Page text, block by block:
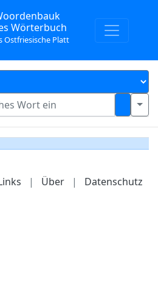
Wörterbuch
Ostfriesische Platt
| Über | Datenschutz